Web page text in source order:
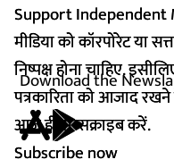
Support Independent
मीडिया को कॉरपोरेट या
निष्पक्ष होना चाहिए.
पत्रकारिता को आजाद
आज ही सब्सक्राइब करें.
Subscribe now
Support Independent
मीडिया को कॉरपोरेट या
निष्पक्ष होना चाहिए.
पत्रकारिता को आजाद
आज ही सब्सक्राइब करें.
Subscribe now
Download the